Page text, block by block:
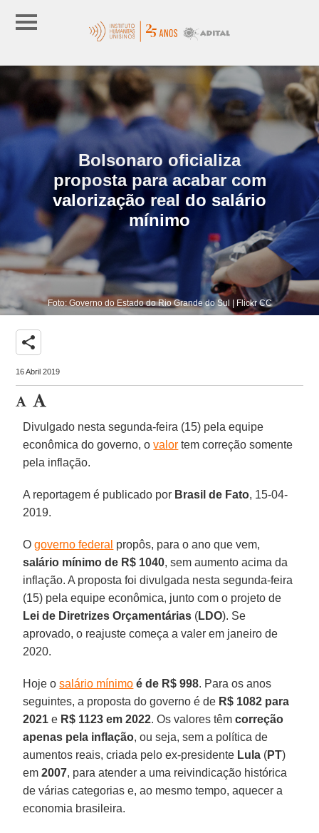
Bolsonaro oficializa
proposta para acabar com
valorização real do salário
mínimo
Foto: Governo do Estado do Rio Grande do Sul | Flickr CC
share
16 Abril 2019
Divulgado nesta segunda-feira (15) pela equipe
econômica do governo, ovalor tem correção somente
pela inflação.
A reportagem é publicado por Brasil de Fato, 15-04-
2019.
Ogoverno federal propôs, para o ano que vem,
salário mínimo de R$ 1040, sem aumento acima da
inflação. A proposta foi divulgada nesta segunda-feira
(15) pela equipe econômica, junto com o projeto de
Lei de Diretrizes Orçamentárias (LDO). Se
aprovado, o reajuste começa a valer em janeiro de
2020.
Hoje osalário mínimo é de R$ 998. Para os anos
seguintes, a proposta do governo é de R$ 1082 para
2021 e R$ 1123 em 2022. Os valores têmcorreção
apenas pela inflação, ou seja, sem a política de
aumentos reais, criada pelo ex-presidente Lula (PT)
em2007, para atender a uma reivindicação histórica
de várias categorias e, ao mesmo tempo, aquecer a
economia brasileira.